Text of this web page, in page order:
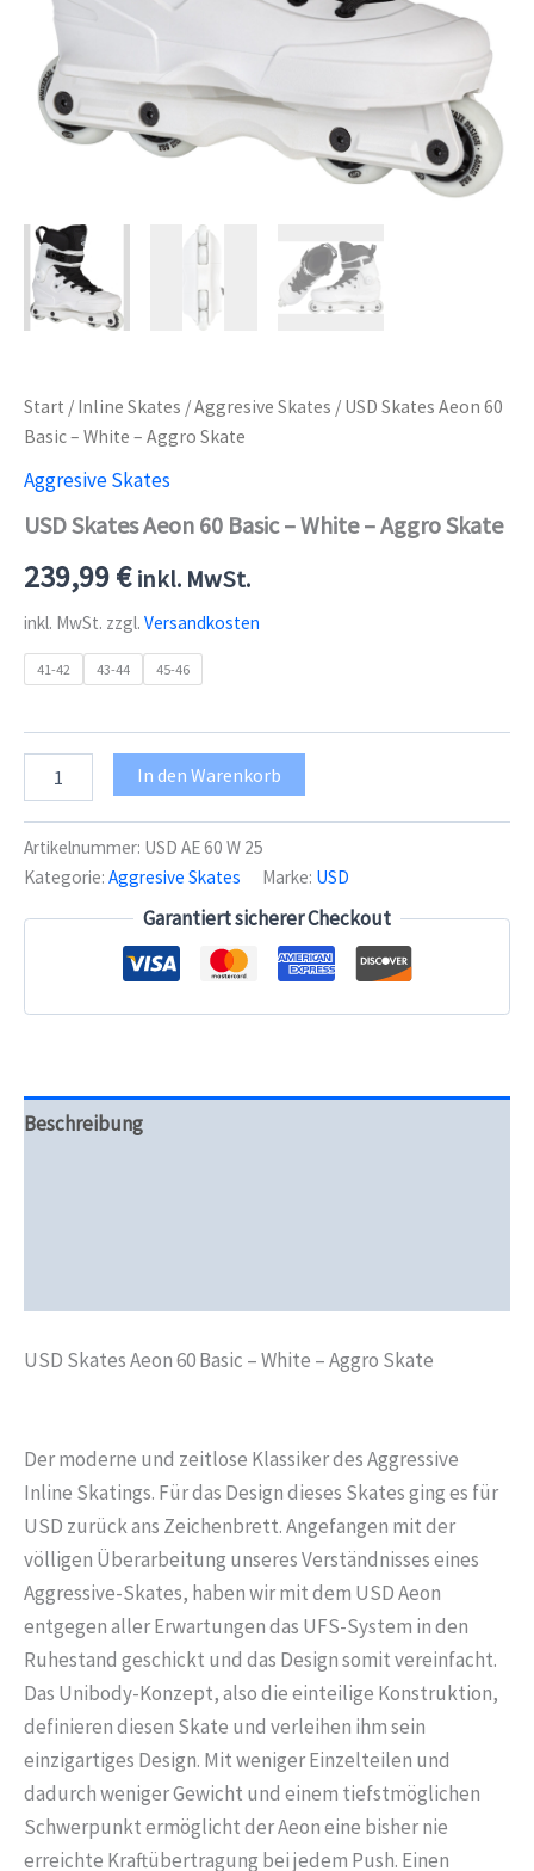
Start / Inline Skates /Aggresive Skates / USD Skates Aeon 60
Basic – White – Aggro Skate
Aggresive Skates
USD Skates Aeon 60 Basic – White – Aggro Skate
239,99€ inkl. MwSt.
inkl. MwSt. zzgl. Versandkosten
41-42 43-44 45-46
Skates
60
Basic
-
In den Warenkorb
Artikelnummer: USD AE 60 W 25
Kategorie: Aggresive Skates Marke: USD
Garantiert sicherer Checkout
Beschreibung
USD Skates Aeon 60 Basic – White – Aggro Skate
Der moderne und zeitlose Klassiker des Aggressive
Inline Skatings. Für das Design dieses Skates ging es für
USD zurück ans Zeichenbrett. Angefangen mit der
völligen Überarbeitung unseres Verständnisses eines
Aggressive-Skates, haben wir mit dem USD Aeon
entgegen aller Erwartungen das UFS-System in den
Ruhestand geschickt und das Design somit vereinfacht.
Das Unibody-Konzept, also die einteilige Konstruktion,
definieren diesen Skate und verleihen ihm sein
einzigartiges Design. Mit weniger Einzelteilen und
dadurch weniger Gewicht und einem tiefstmöglichen
Schwerpunkt ermöglicht der Aeon eine bisher nie
erreichte Kraftübertragung bei jedem Push. Einen